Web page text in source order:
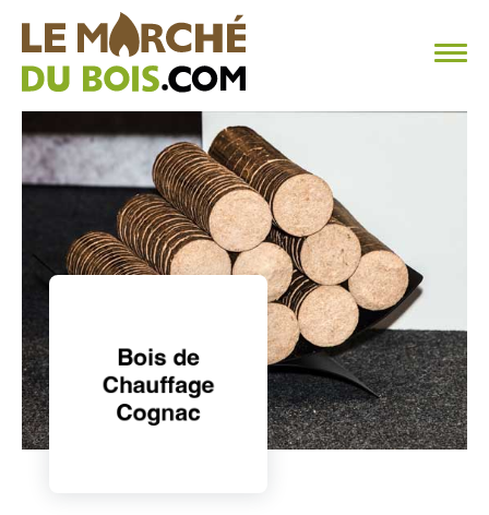
CHAUFFAGE AU BOIS
FAQ
CALCULER SA CONSOMMATION
BLOG
ESPACE PRO